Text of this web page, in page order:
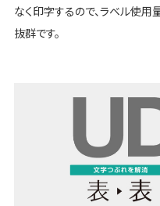
なく印字するので、ラベル使用
抜群です。